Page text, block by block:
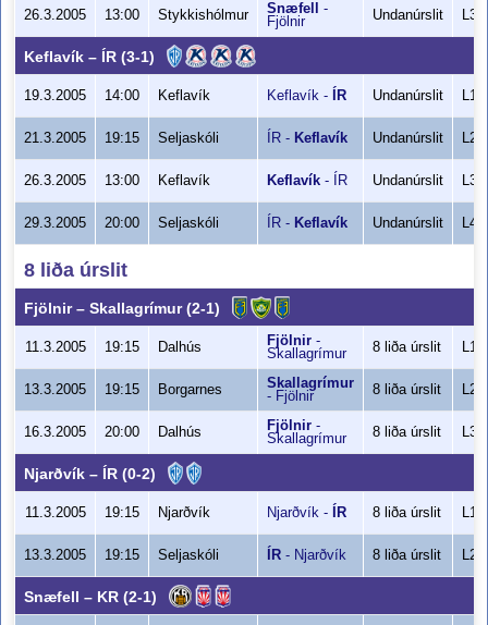
26.3.2005 13:00 Stykkishólmur Snæfell
-
Fjölnir
Undanúrslit L3
Keflavík – ÍR (3-1)
19.3.2005 14:00 Keflavík Keflavík - ÍR Undanúrslit L1
21.3.2005 19:15 Seljaskóli ÍR - Keflavík Undanúrslit L2
26.3.2005 13:00 Keflavík Keflavík - ÍR Undanúrslit L3
29.3.2005 20:00 Seljaskóli ÍR - Keflavík Undanúrslit L4
8 liða úrslit
Fjölnir– Skallagrímur(2-1)
11.3.2005 19:15 Dalhús Fjölnir -
Skallagrímur
8 liða úrslit L1
13.3.2005 19:15 Borgarnes
Skallagrímur
- Fjölnir 8 liða úrslit L2
16.3.2005 20:00 Dalhús Fjölnir -
Skallagrímur
8 liða úrslit L3
Njarðvík – ÍR (0-2)
11.3.2005 19:15 Njarðvík Njarðvík - ÍR 8 liða úrslit L1
13.3.2005 19:15 Seljaskóli ÍR - Njarðvík 8 liða úrslit L2
Snæfell – KR (2-1)